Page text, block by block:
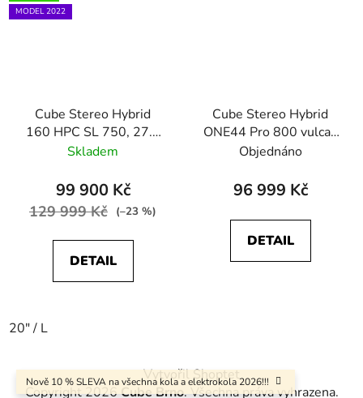
Nově 10 % SLEVA na všechna kola a elektrokola 2026!!!
MODEL 2022
Cube Stereo Hybrid
160 HPC SL 750, 27.5
aquamarine´n´black
Skladem
99 900 Kč
129 999 Kč (–23 %)
DETAIL
20" / L
Cube Stereo Hybrid
ONE44 Pro 800 vulcan
´n´orange
Objednáno
96 999 Kč
DETAIL
Vytvořil Shoptet
Copyright 2026Cube Brno. Všechna práva vyhrazena.